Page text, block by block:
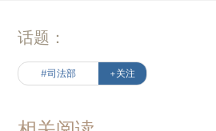
话题：
#司法部 +关注